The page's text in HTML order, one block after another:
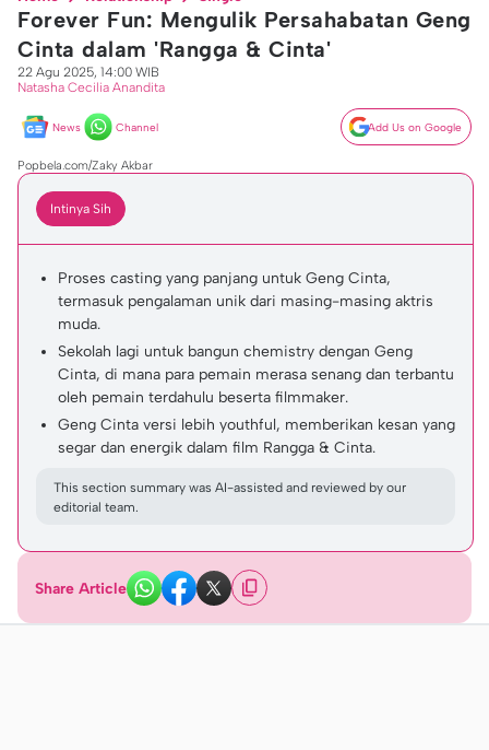
Forever Fun: Mengulik Persahabatan Geng
Cinta dalam 'Rangga & Cinta'
22 Agu 2025, 14:00 WIB
Natasha Cecilia Anandita
News Channel Add Us on Google
Popbela.com/Zaky Akbar
Intinya Sih
Proses casting yang panjang untuk Geng Cinta,
termasuk pengalaman unik dari masing-masing aktris
muda.
Sekolah lagi untuk bangun chemistry dengan Geng
Cinta, di mana para pemain merasa senang dan terbantu
oleh pemain terdahulu beserta filmmaker.
Geng Cinta versi lebih youthful, memberikan kesan yang
segar dan energik dalam film Rangga & Cinta.
This section summary was AI-assisted and reviewed by our
editorial team.
Share Article